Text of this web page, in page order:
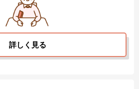
詳しく見る